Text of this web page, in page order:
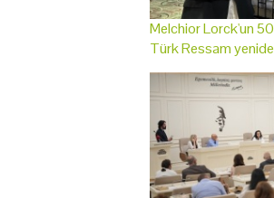
Melchior Lorck'un
Türk Ressam